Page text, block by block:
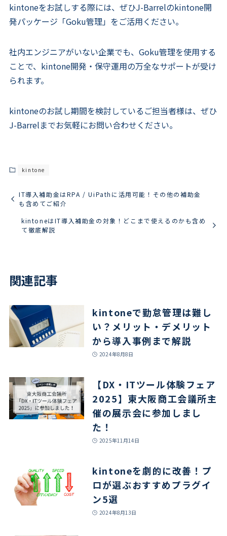
kintoneをお試しする際には、ぜひJ-Barrelのkintone開
発パッケージ「Goku管理」をご活用ください。
社内エンジニアがいない企業でも、Goku管理を使用する
ことで、kintone開発・保守運用の万全なサポートが受け
られます。
kintoneのお試し期間を検討しているご担当者様は、ぜひ
J-Barrelまでお気軽にお問い合わせください。
kintone
IT導入補助金はRPA / UiPathに活用可能！その他の補助金
も含めてご紹介
kintoneはIT導入補助金の対象！どこまで使えるのかも含め
て徹底解説
関連記事
kintoneで勤怠管理は難し
い？メリット・デメリット
から導入事例まで解説
2024年8月8日
【DX・ITツール体験フェア
2025】東大阪商工会議所主
催の展示会に参加しまし
た！
2025年11月14日
kintoneを劇的に改善！プ
ロが選ぶおすすめプラグイ
ン5選
2024年8月13日